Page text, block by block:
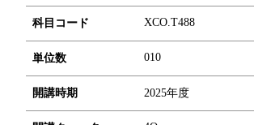
科目コード XCO.T488
単位数 010
開講時期 2025年度